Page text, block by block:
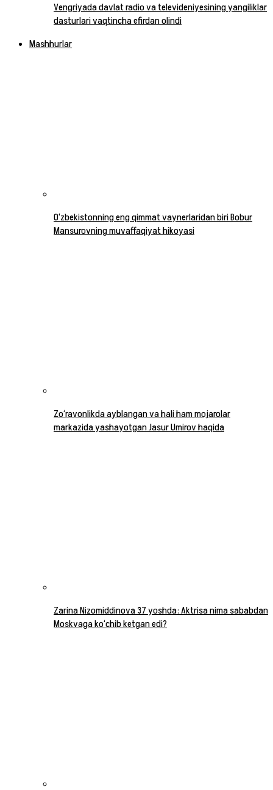
Vengriyada davlat radio va televideniyesining yangiliklar
dasturlari vaqtincha efirdan olindi
Mashhurlar
O‘zbekistonning eng qimmat vaynerlaridan biri Bobur
Mansurovning muvaffaqiyat hikoyasi
Zo‘ravonlikda ayblangan va hali ham mojarolar
markazida yashayotgan Jasur Umirov haqida
Zarina Nizomiddinova 37 yoshda: Aktrisa nima sababdan
Moskvaga ko‘chib ketgan edi?